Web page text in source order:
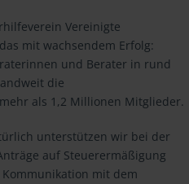
Vereinigte
mit wachsendem Erfolg:
und Berater in rund
die
als 1,2 Millionen Mitglieder.
unterstützen wir bei der
auf Steuerermäßigung
mit dem